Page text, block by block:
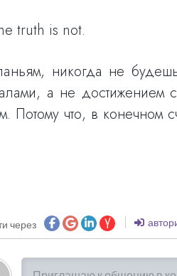
truth is not.
никогда не будешь
а не достижением
Потому что, в
через